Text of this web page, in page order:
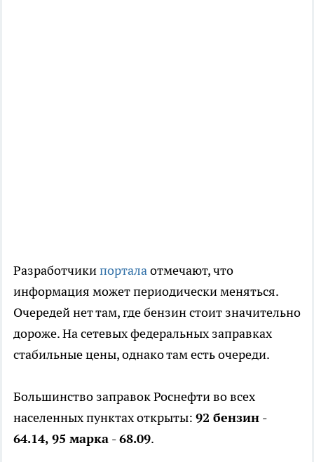
Разработчикипорталаотмечают, что
информация может периодически меняться.
Очередей нет там, где бензин стоит значительно
дороже. На сетевых федеральных заправках
стабильные цены, однако там есть очереди.
Большинство заправок Роснефти во всех
населенных пунктах открыты: 92 бензин -
64.14, 95 марка - 68.09.